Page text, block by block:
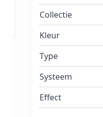
Collectie
Kleur
Type
Systeem
Effect